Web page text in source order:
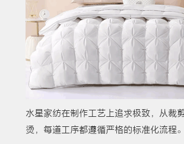
水星家纺在制作工艺上追求极致，从裁
烫，每道工序都遵循严格的标准化流程。